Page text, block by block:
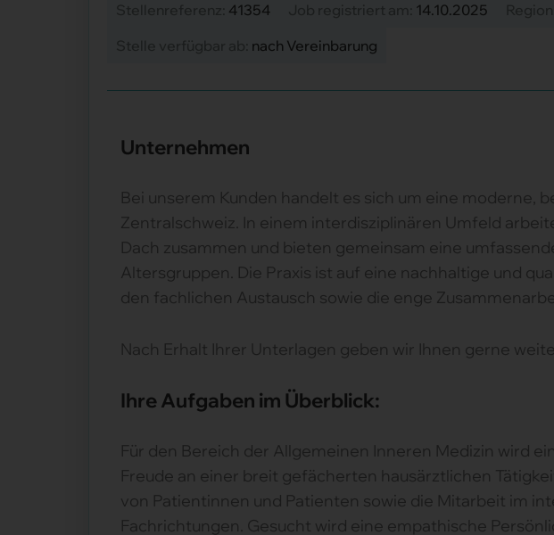
41354 14.10.2025
nach Vereinbarung
Unternehmen
Bei unserem Kunden handelt es sich um eine
Zentralschweiz. In einem interdisziplinären Umfeld
Dach zusammen und bieten gemeinsam eine
Altersgruppen. Die Praxis ist auf eine nachhaltige und
den fachlichen Austausch sowie die enge
Nach Erhalt Ihrer Unterlagen geben wir Ihnen gerne
Ihre Aufgaben im Überblick:
Für den Bereich der Allgemeinen Inneren Medizin wird
Freude an einer breit gefächerten hausärztlichen
von Patientinnen und Patienten sowie die Mitarbeit im
Fachrichtungen. Gesucht wird eine empathische